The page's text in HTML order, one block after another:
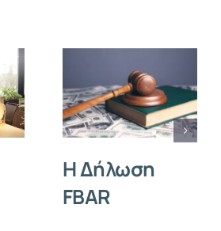
Η Δήλωση
FBAR